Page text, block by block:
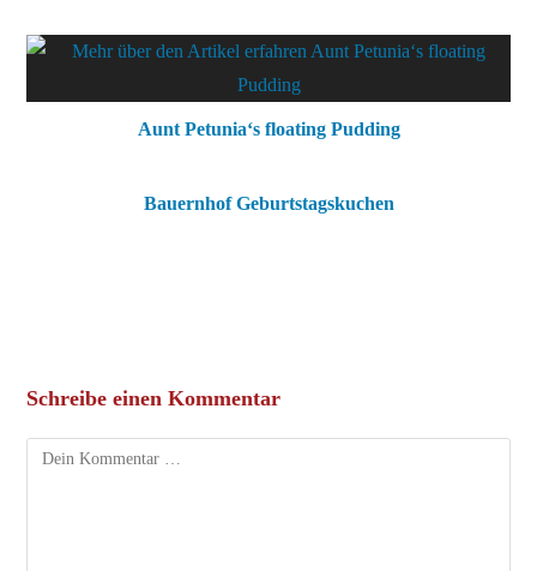
Aunt Petunia‘s floating Pudding
Bauernhof Geburtstagskuchen
Schreibe einen Kommentar
Kommentar